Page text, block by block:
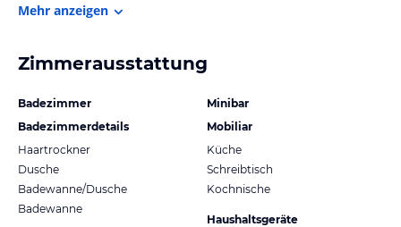
Mehr anzeigen
Zimmerausstattung
Badezimmer
Badezimmerdetails
Haartrockner
Dusche
Badewanne/Dusche
Badewanne
Minibar
Mobiliar
Küche
Schreibtisch
Kochnische
Haushaltsgeräte